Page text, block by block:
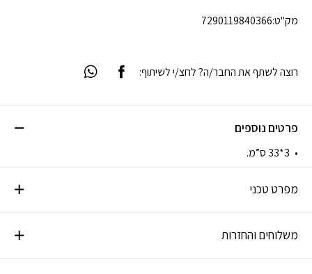
מק"ט:7290119840366
פרטים נוספים
3*33 ס”מ.
מפרט טכני
משלוחים והחזרות
רוצה לשתף את החבר/ה? לחצ/י לשיתוף: